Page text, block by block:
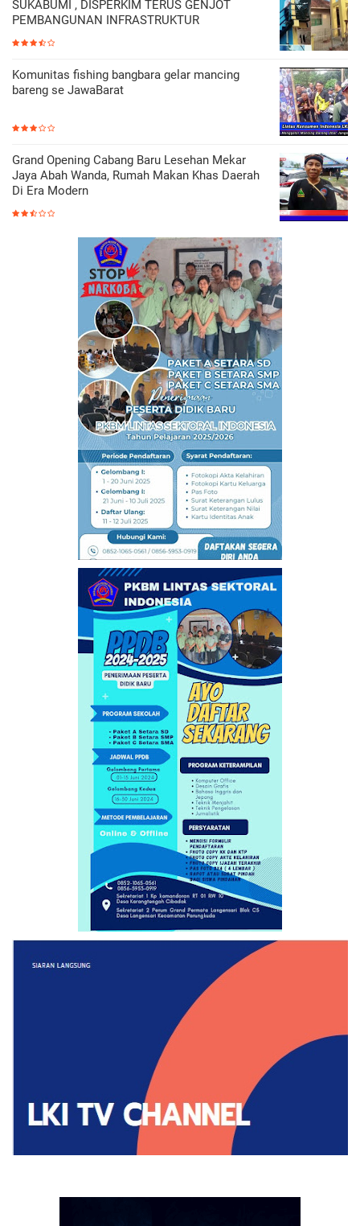
SUKABUMI , DISPERKIM TERUS GENJOT
PEMBANGUNAN INFRASTRUKTUR
Komunitas fishing bangbara gelar mancing
bareng se JawaBarat
Grand Opening Cabang Baru Lesehan Mekar
Jaya Abah Wanda, Rumah Makan Khas Daerah
Di Era Modern